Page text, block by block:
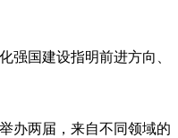
国建设指明前进方向、
两届，来自不同领域的